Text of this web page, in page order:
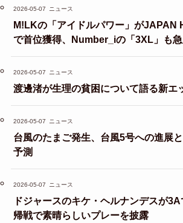
2026-05-07 ニュース
M!LKの「アイドルパワー」がJAPAN
で首位獲得、Number_iの「3XL」も
2026-05-07 ニュース
渡邊渚が生理の貧困について語る新エ
2026-05-07 ニュース
台風のたまご発生、台風5号への進展
予測
2026-05-07 ニュース
ドジャースのキケ・ヘルナンデスが
帰戦で素晴らしいプレーを披露